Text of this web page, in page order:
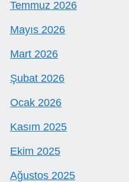
Temmuz 2026
Mayıs 2026
Mart 2026
Şubat 2026
Ocak 2026
Kasım 2025
Ekim 2025
Ağustos 2025